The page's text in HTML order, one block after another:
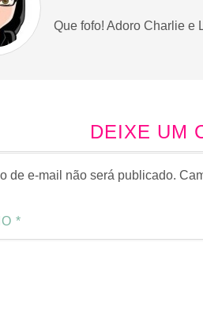
Que fofo! Adoro Charlie e
DEIXE UM
de e-mail não será publicado.
*